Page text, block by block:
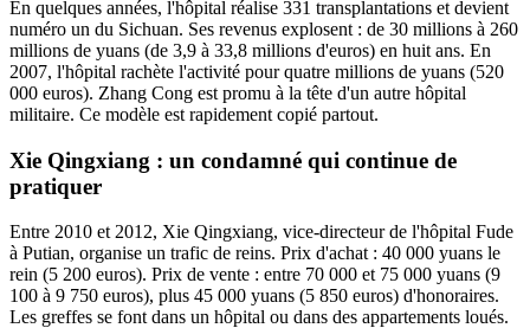
En quelques années, l'hôpital réalise 331 transplantations et devient
numéro un du Sichuan. Ses revenus explosent : de 30 millions à 260
millions de yuans (de 3,9 à 33,8 millions d'euros) en huit ans. En
2007, l'hôpital rachète l'activité pour quatre millions de yuans (520
000 euros). Zhang Cong est promu à la tête d'un autre hôpital
militaire. Ce modèle est rapidement copié partout.
Xie Qingxiang : un condamné qui continue de
pratiquer
Entre 2010 et 2012, Xie Qingxiang, vice-directeur de l'hôpital Fude
à Putian, organise un trafic de reins. Prix d'achat : 40 000 yuans le
rein (5 200 euros). Prix de vente : entre 70 000 et 75 000 yuans (9
100 à 9 750 euros), plus 45 000 yuans (5 850 euros) d'honoraires.
Les greffes se font dans un hôpital ou dans des appartements loués.